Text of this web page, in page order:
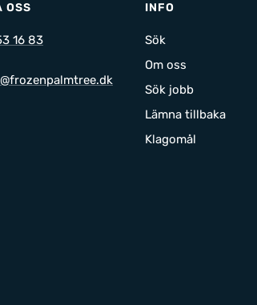
OSS
16 83
INFO
Sök
Om oss
Sök jobb
Lämna tillbaka
Klagomål